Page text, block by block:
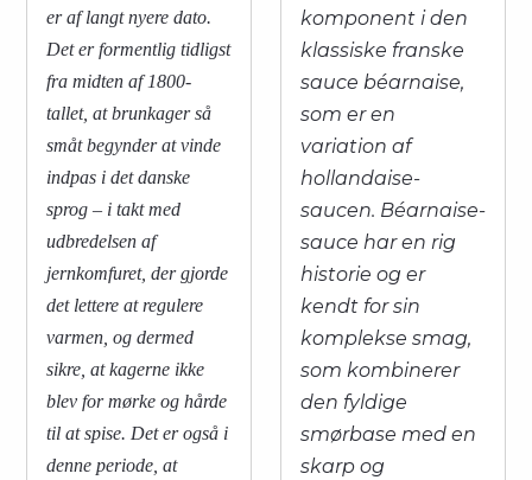
er af langt nyere dato.
Det er formentlig tidligst
fra midten af 1800-
tallet, at brunkager så
småt begynder at vinde
indpas i det danske
sprog – i takt med
udbredelsen af
jernkomfuret, der gjorde
det lettere at regulere
varmen, og dermed
sikre, at kagerne ikke
blev for mørke og hårde
til at spise. Det er også i
denne periode, at
komponent i den
klassiske franske
sauce béarnaise,
som er en
variation af
hollandaise-
saucen. Béarnaise-
sauce har en rig
historie og er
kendt for sin
komplekse smag,
som kombinerer
den fyldige
smørbase med en
skarp og